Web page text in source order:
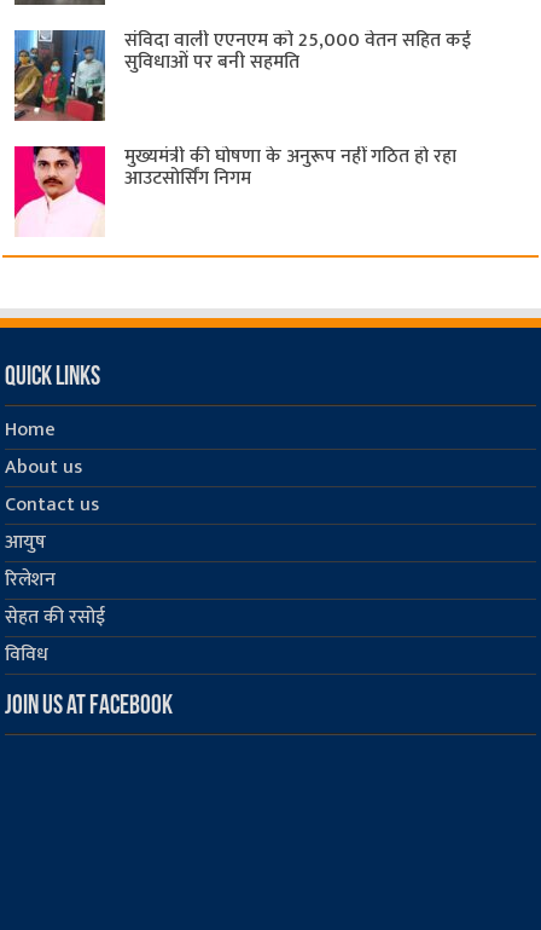
संविदा वाली एएनएम को 25,000 वेतन सहित कई
सुविधाओं पर बनी सहमति
मुख्यमंत्री की घोषणा के अनुरूप नहीं गठित हो रहा
आउटसोर्सिंग निगम
Quick Links
Home
About us
Contact us
आयुष
रिलेशन
सेहत की रसोई
विविध
Join us at Facebook